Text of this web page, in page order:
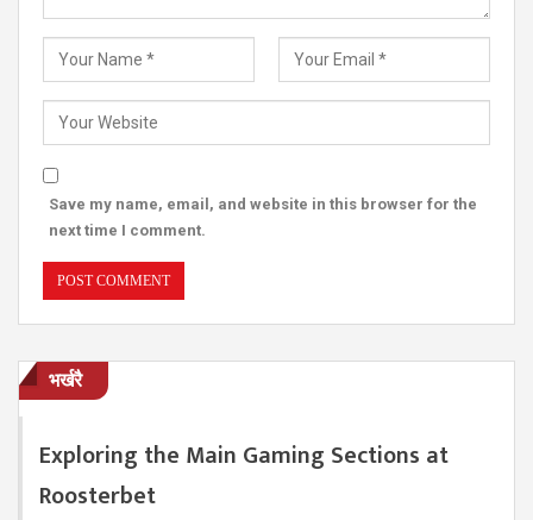
Save my name, email, and website in this browser for the
next time I comment.
भर्खरै
Exploring the Main Gaming Sections at
Roosterbet